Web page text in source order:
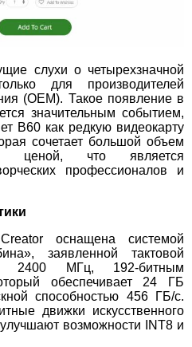
слухи о четырехзначной
для производителей
(OEM). Такое появление в
значительным событием,
B60 как редкую видеокарту
сочетает большой объем
ценой, что является
профессионалов и
оснащена системой
заявленной тактовой
2400 МГц, 192-битным
обеспечивает 24 ГБ
способностью 456 ГБ/с.
движки искусственного
возможности INT8 и